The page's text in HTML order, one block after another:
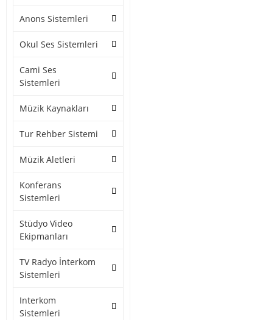
Anons Sistemleri
Okul Ses Sistemleri
Cami Ses
Sistemleri
Müzik Kaynakları
Tur Rehber Sistemi
Müzik Aletleri
Konferans
Sistemleri
Stüdyo Video
Ekipmanları
TV Radyo İnterkom
Sistemleri
Interkom
Sistemleri